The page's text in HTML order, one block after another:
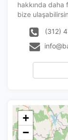
hakkında daha
bize
(312)
+
−